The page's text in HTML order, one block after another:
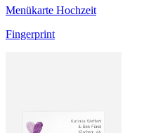
Menükarte Hochzeit
Fingerprint